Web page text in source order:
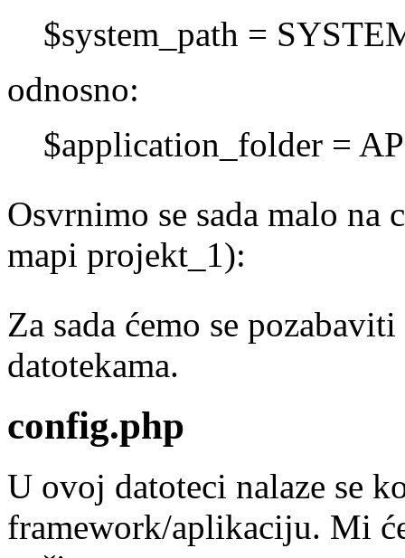
$system_path =
odnosno:
$application_folder =
Osvrnimo se sada malo
mapi projekt_1):
Za sada ćemo se
datotekama.
config.php
U ovoj datoteci nalaze se
framework/aplikaciju. Mi